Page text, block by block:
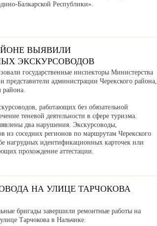
Балкарской Республики».
ВЫЯВИЛИ
ЭКСКУРСОВОДОВ
государственные инспекторы Министерства
представители администрации Черекского района,
района.
работающих без обязательной
теневой деятельности в сфере туризма.
два нарушения. Экскурсоводы,
из соседних регионов по маршрутам Черекского
нагрудных идентификационных карточек или
прохождение аттестации.
НА УЛИЦЕ ТАРЧОКОВА
бригады завершили ремонтные работы на
Тарчокова в Нальчике.